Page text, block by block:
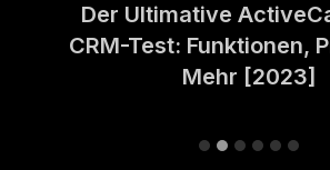
Der Ultimative
CRM-Test: Funktionen,
Mehr [2023]